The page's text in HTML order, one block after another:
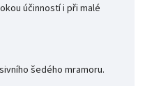
účinností i při malé
šedého mramoru.